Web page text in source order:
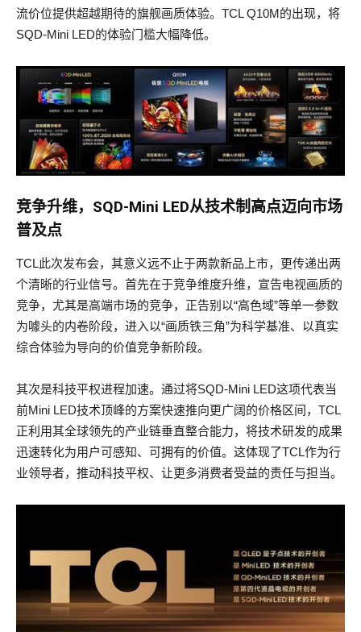
流价位提供超越期待的旗舰画质体验。TCL Q10M的出现，将
SQD-Mini LED的体验门槛大幅降低。
竞争升维，SQD-Mini LED从技术制高点迈向市场
普及点
TCL此次发布会，其意义远不止于两款新品上市，更传递出两
个清晰的行业信号。首先在于竞争维度升维，宣告电视画质的
竞争，尤其是高端市场的竞争，正告别以“高色域”等单一参数
为噱头的内卷阶段，进入以“画质铁三角”为科学基准、以真实
综合体验为导向的价值竞争新阶段。
其次是科技平权进程加速。通过将SQD-Mini LED这项代表当
前Mini LED技术顶峰的方案快速推向更广阔的价格区间，TCL
正利用其全球领先的产业链垂直整合能力，将技术研发的成果
迅速转化为用户可感知、可拥有的价值。这体现了TCL作为行
业领导者，推动科技平权、让更多消费者受益的责任与担当。